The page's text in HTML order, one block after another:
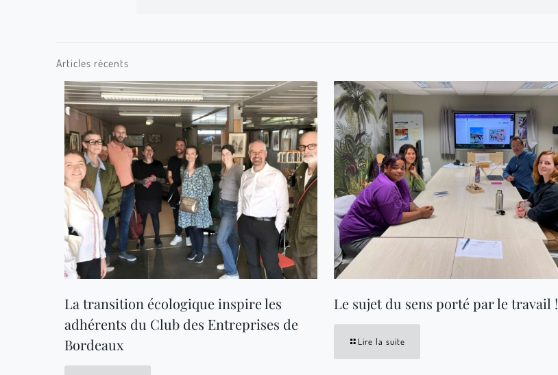
Articles récents
La transition écologique inspire les
adhérents du Club des Entreprises de
Bordeaux
Le sujet du sens porté par le travail !
Lire la suite